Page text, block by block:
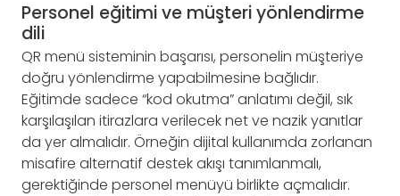
Personel eğitimi ve müşteri yönlendirme
dili
QR menü sisteminin başarısı, personelin müşteriye
doğru yönlendirme yapabilmesine bağlıdır.
Eğitimde sadece “kod okutma” anlatımı değil, sık
karşılaşılan itirazlara verilecek net ve nazik yanıtlar
da yer almalıdır. Örneğin dijital kullanımda zorlanan
misafire alternatif destek akışı tanımlanmalı,
gerektiğinde personel menüyü birlikte açmalıdır.